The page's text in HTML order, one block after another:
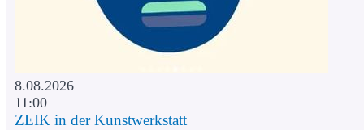
8.08.2026
11:00
ZEIK in der Kunstwerkstatt